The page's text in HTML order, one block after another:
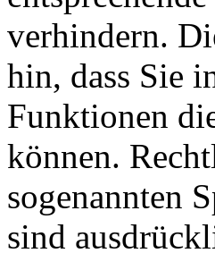
verhindern.
hin, dass Sie
Funktionen
können.
sogenannten
sind